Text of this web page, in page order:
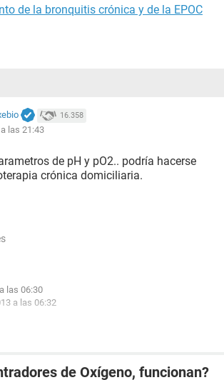
de la bronquitis crónica y de la EPOC
16.358
las 21:43
de pH y pO2.. podría hacerse
crónica domiciliaria.
las 06:30
a las 06:32
de Oxígeno, funcionan?